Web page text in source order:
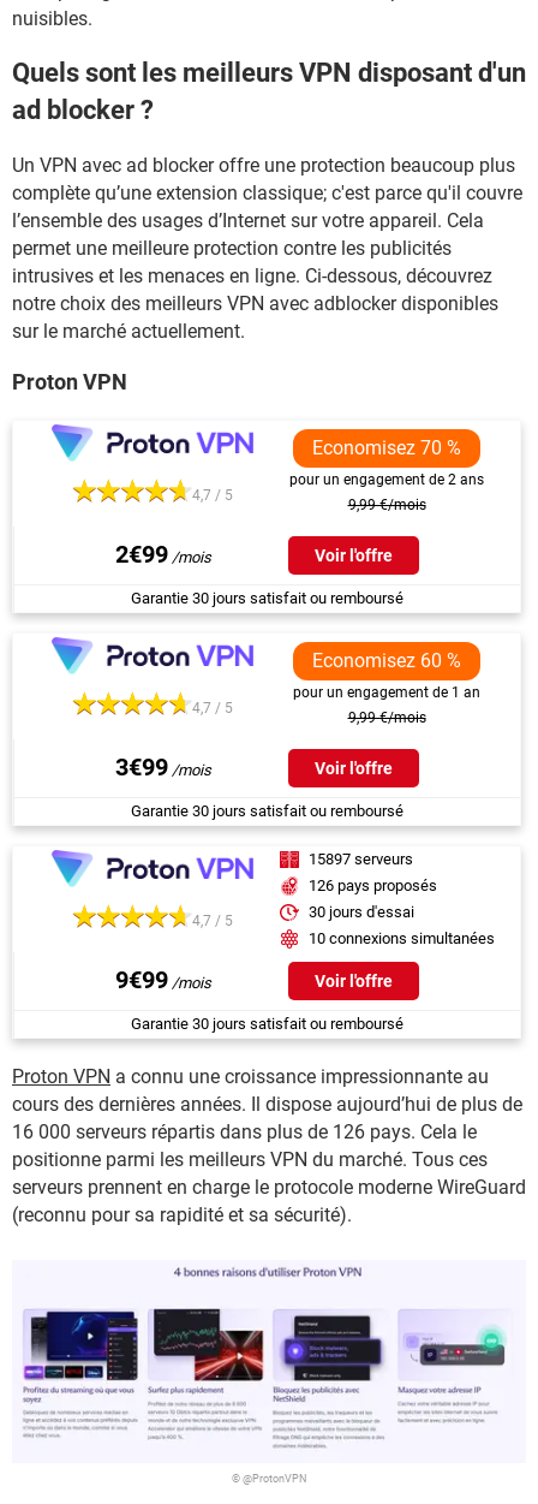
nuisibles.
Quels sont les meilleurs VPN disposant d'un
ad blocker ?
Un VPN avec ad blocker offre une protection beaucoup plus
complète qu’une extension classique; c'est parce qu'il couvre
l’ensemble des usages d’Internet sur votre appareil. Cela
permet une meilleure protection contre les publicités
intrusives et les menaces en ligne. Ci-dessous, découvrez
notre choix des meilleurs VPN avec adblocker disponibles
sur le marché actuellement.
Proton VPN
4,7 / 5
Economisez 70 %
pour un engagement de 2 ans
9,99 €/mois
2€99 Voir l'offre
Garantie 30 jours satisfait ou remboursé
4,7 / 5
Economisez 60 %
pour un engagement de 1 an
9,99 €/mois
3€99 Voir l'offre
Garantie 30 jours satisfait ou remboursé
4,7 / 5
15897 serveurs
126 pays proposés
30 jours d'essai
10 connexions simultanées
9€99 Voir l'offre
Garantie 30 jours satisfait ou remboursé
Proton VPN a connu une croissance impressionnante au
cours des dernières années. Il dispose aujourd’hui de plus de
16 000 serveurs répartis dans plus de 126 pays. Cela le
positionne parmi les meilleurs VPN du marché. Tous ces
serveurs prennent en charge le protocole moderne WireGuard
(reconnu pour sa rapidité et sa sécurité).
© @ProtonVPN